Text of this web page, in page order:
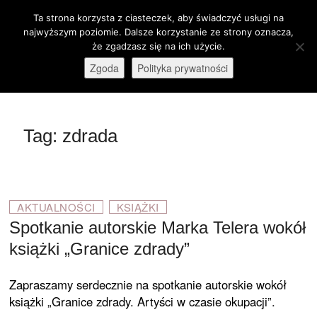
Otwórz pasek narzędzi
stare-kino.pl
ZAPRASZAMY
M
e
B
Tag: zdrada
AKTUALNOŚCI KSIĄŻKI
Spotkanie autorskie Marka Telera wokół
książki „Granice zdrady”
Zapraszamy serdecznie na spotkanie autorskie wokół
książki „Granice zdrady. Artyści w czasie okupacji”.
Ta strona korzysta z ciasteczek, aby świadczyć usługi na
najwyższym poziomie. Dalsze korzystanie ze strony oznacza,
że zgadzasz się na ich użycie.
Zgoda Polityka prywatności